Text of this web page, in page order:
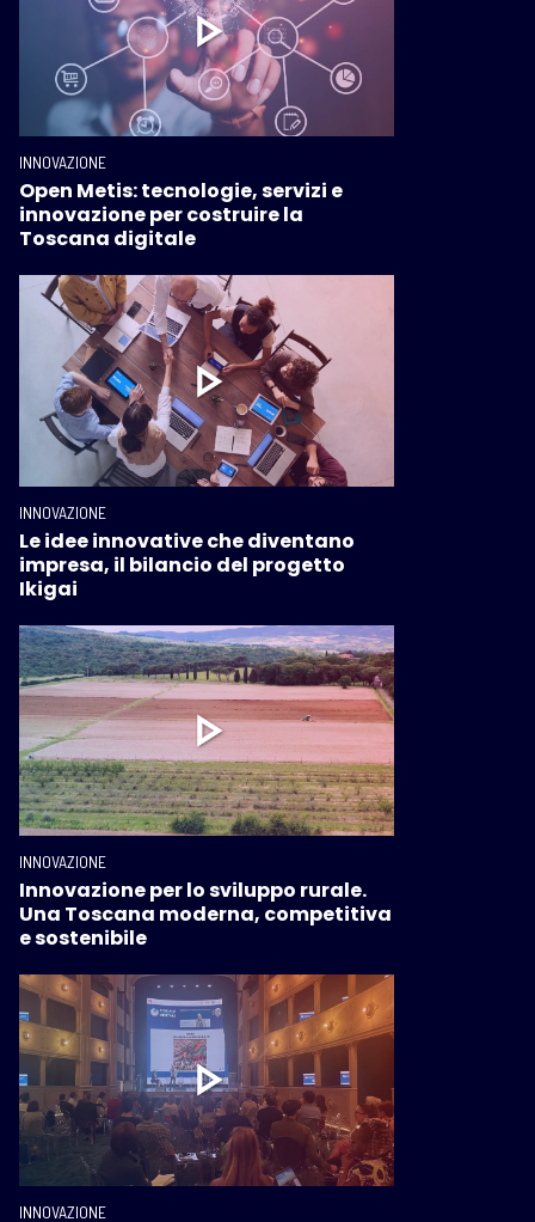
INNOVAZIONE
Open Metis: tecnologie, servizi e
innovazione per costruire la
Toscana digitale
INNOVAZIONE
Le idee innovative che diventano
impresa, il bilancio del progetto
Ikigai
INNOVAZIONE
Innovazione per lo sviluppo rurale.
Una Toscana moderna, competitiva
e sostenibile
INNOVAZIONE